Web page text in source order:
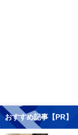
おすすめ記事【PR】